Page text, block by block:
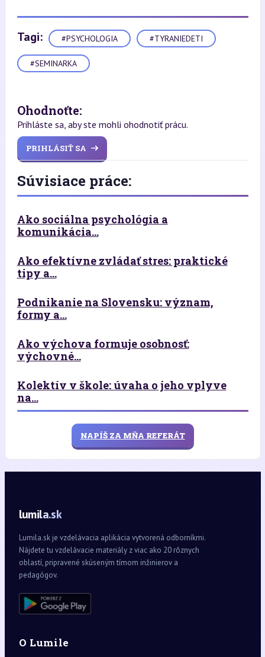
Tagi: #PSYCHOLOGIA #TYRANIEDETI
#SEMINARKA
Ohodnoťte:
Prihláste sa, aby ste mohli ohodnotiť prácu.
PRIHLÁSIŤ SA
Súvisiace práce:
Ako sociálna psychológia a
komunikácia...
Ako efektívne zvládať stres: praktické
tipy a...
Podnikanie na Slovensku: význam,
formy a...
Ako výchova formuje osobnosť:
výchovné...
Kolektív v škole: úvaha o jeho vplyve
na...
NAPÍŠ ZA MŇA REFERÁT
lumila.sk
Lumila.sk je vzdelávacia aplikácia vytvorená odborníkmi.
Nájdete tu vzdelávacie materiály z viac ako 20 rôznych
oblastí, pripravené skúseným tímom inžinierov a
pedagógov.
O Lumile